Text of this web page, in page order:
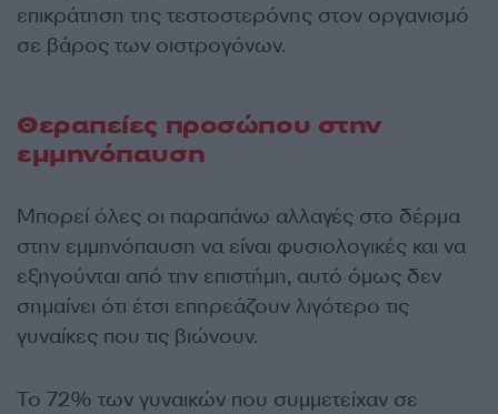
επικράτηση της τεστοστερόνης στον οργανισμό
σε βάρος των οιστρογόνων.
Θεραπείες προσώπου στην
εμμηνόπαυση
Μπορεί όλες οι παραπάνω αλλαγές στο δέρμα
στην εμμηνόπαυση να είναι φυσιολογικές και να
εξηγούνται από την επιστήμη, αυτό όμως δεν
σημαίνει ότι έτσι επηρεάζουν λιγότερο τις
γυναίκες που τις βιώνουν.
Το 72% των γυναικών που συμμετείχαν σε